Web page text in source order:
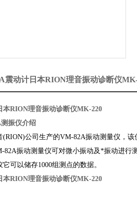
震动计日本RION理音振动诊断仪MK-
本RION理音振动诊断仪MK-220
振仪介绍
(RION)公司生产的VM-82A振动测量仪，
82A振动测量仪可对微小振动及*振动进行
它可以储存1000组测点的数据。
本RION理音振动诊断仪MK-220